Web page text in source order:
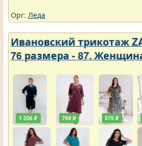
Орг: Леда
Ивановский трикотаж
76 размера - 87.
1 206 ₽ 769 ₽ 575 ₽